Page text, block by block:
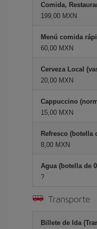
Comida,
199,00 MXN
Menú comida
60,00 MXN
Cerveza Local
20,00 MXN
Cappuccino
15,00 MXN
Refresco (botella
8,00 MXN
Agua (botella de
?
Transporte
Billete de Ida